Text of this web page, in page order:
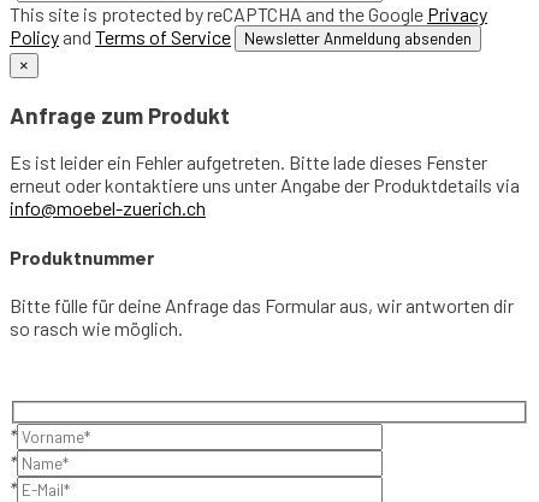
This site is protected by reCAPTCHA and the Google Privacy
Policy and Terms of Service
×
Anfrage zum Produkt
Es ist leider ein Fehler aufgetreten. Bitte lade dieses Fenster
erneut oder kontaktiere uns unter Angabe der Produktdetails via
info@moebel-zuerich.ch
Produktnummer
Bitte fülle für deine Anfrage das Formular aus, wir antworten dir
so rasch wie möglich.
*
*
*